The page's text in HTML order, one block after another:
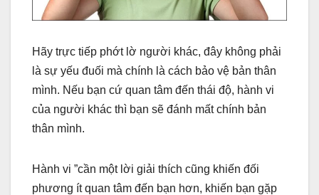
Hãy trực tiếp phớt lờ người khác, đây không phải
là sự yếu đuối mà chính là cách bảo vệ bản thân
mình. Nếu bạn cứ quan tâm đến thái độ, hành vi
của người khác thì bạn sẽ đánh mất chính bản
thân mình.
Hành vi ”cần một lời giải thích cũng khiến đối
phương ít quan tâm đến bạn hơn, khiến bạn gặp